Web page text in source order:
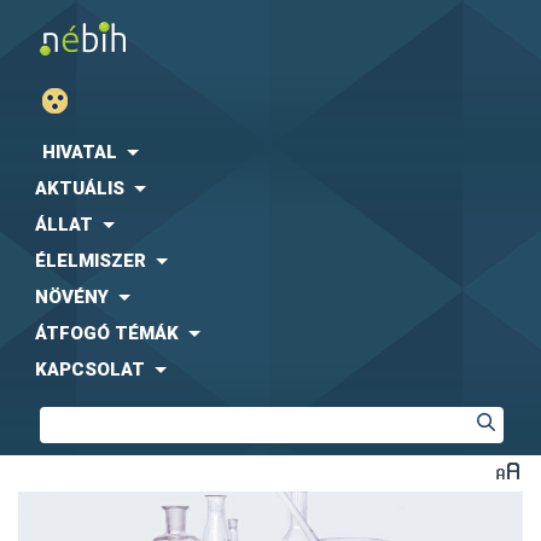
HIVATAL
AKTUÁLIS
ÁLLAT
ÉLELMISZER
NÖVÉNY
ÁTFOGÓ TÉMÁK
KAPCSOLAT